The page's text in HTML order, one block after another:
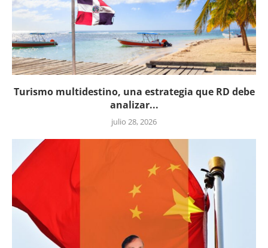
Turismo multidestino, una estrategia que RD debe
analizar...
julio 28, 2026